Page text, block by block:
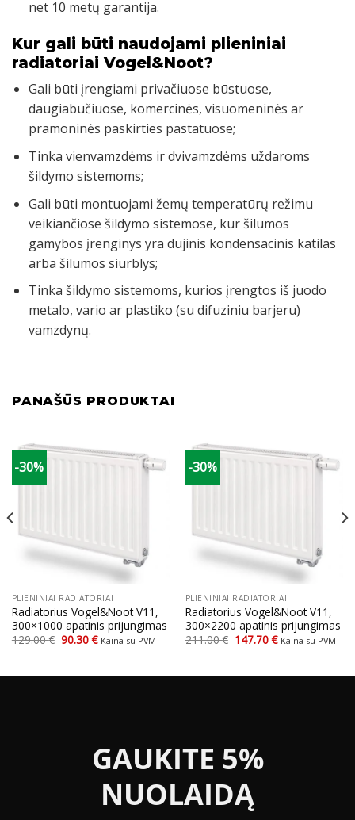
net 10 metų garantija.
Kur gali būti naudojami plieniniai
radiatoriai Vogel&Noot?
Gali būti įrengiami privačiuose būstuose,
daugiabučiuose, komercinės, visuomeninės ar
pramoninės paskirties pastatuose;
Tinka vienvamzdėms ir dvivamzdėms uždaroms
šildymo sistemoms;
Gali būti montuojami žemų temperatūrų režimu
veikiančiose šildymo sistemose, kur šilumos
gamybos įrenginys yra dujinis kondensacinis katilas
arba šilumos siurblys;
Tinka šildymo sistemoms, kurios įrengtos iš juodo
metalo, vario ar plastiko (su difuziniu barjeru)
vamzdynų.
PANAŠŪS PRODUKTAI
-30%
PLIENINIAI RADIATORIAI
Radiatorius Vogel&Noot V11,
300×1000 apatinis prijungimas
129.00€ Original
price
90.30€Current
price
Kaina su PVM
-30%
PLIENINIAI RADIATORIAI
Radiatorius Vogel&Noot V11,
300×2200 apatinis prijungimas
211.00€ Original
price
147.70€Current
price
Kaina su PVM
GAUKITE 5%
NUOLAIDĄ